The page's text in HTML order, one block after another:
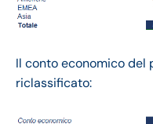
Il conto economico del
riclassificato: